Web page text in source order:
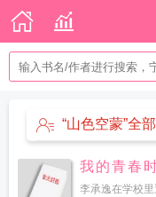
“山色空蒙”全
我的青春
李承逸在学校